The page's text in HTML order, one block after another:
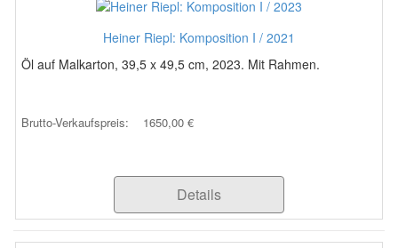
Heiner Riepl: Komposition I / 2021
Öl auf Malkarton, 39,5 x 49,5 cm, 2023. Mit Rahmen.
Brutto-Verkaufspreis: 1650,00 €
Details